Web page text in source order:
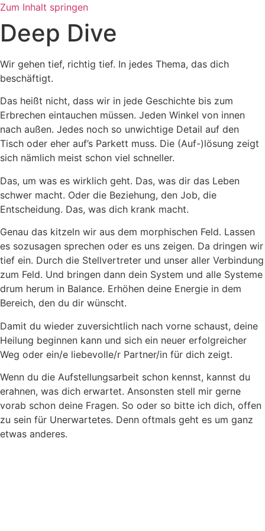
Zum Inhalt springen
Deep Dive
Wir gehen tief, richtig tief. In jedes Thema, das dich
beschäftigt.
Das heißt nicht, dass wir in jede Geschichte bis zum
Erbrechen eintauchen müssen. Jeden Winkel von innen
nach außen. Jedes noch so unwichtige Detail auf den
Tisch oder eher auf’s Parkett muss. Die (Auf-)lösung zeigt
sich nämlich meist schon viel schneller.
Das, um was es wirklich geht. Das, was dir das Leben
schwer macht. Oder die Beziehung, den Job, die
Entscheidung. Das, was dich krank macht.
Genau das kitzeln wir aus dem morphischen Feld. Lassen
es sozusagen sprechen oder es uns zeigen. Da dringen wir
tief ein. Durch die Stellvertreter und unser aller Verbindung
zum Feld. Und bringen dann dein System und alle Systeme
drum herum in Balance. Erhöhen deine Energie in dem
Bereich, den du dir wünscht.
Damit du wieder zuversichtlich nach vorne schaust, deine
Heilung beginnen kann und sich ein neuer erfolgreicher
Weg oder ein/e liebevolle/r Partner/in für dich zeigt.
Wenn du die Aufstellungsarbeit schon kennst, kannst du
erahnen, was dich erwartet. Ansonsten stell mir gerne
vorab schon deine Fragen. So oder so bitte ich dich, offen
zu sein für Unerwartetes. Denn oftmals geht es um ganz
etwas anderes.